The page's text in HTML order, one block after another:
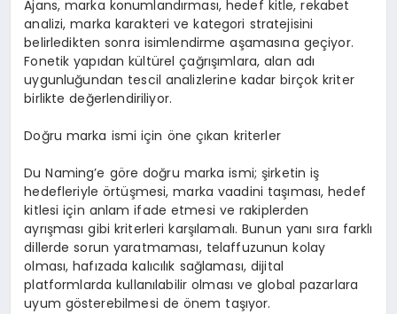
Ajans, marka konumlandırması, hedef kitle, rekabet
analizi, marka karakteri ve kategori stratejisini
belirledikten sonra isimlendirme aşamasına geçiyor.
Fonetik yapıdan kültürel çağrışımlara, alan adı
uygunluğundan tescil analizlerine kadar birçok kriter
birlikte değerlendiriliyor.
Doğru marka ismi için öne çıkan kriterler
Du Naming’e göre doğru marka ismi; şirketin iş
hedefleriyle örtüşmesi, marka vaadini taşıması, hedef
kitlesi için anlam ifade etmesi ve rakiplerden
ayrışması gibi kriterleri karşılamalı. Bunun yanı sıra farklı
dillerde sorun yaratmaması, telaffuzunun kolay
olması, hafızada kalıcılık sağlaması, dijital
platformlarda kullanılabilir olması ve global pazarlara
uyum gösterebilmesi de önem taşıyor.